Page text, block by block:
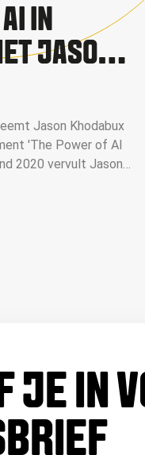
IN
JASON
MEDIA
Jason Khodabux
'The Power of AI
2020 vervult Jason
op als me
JE IN